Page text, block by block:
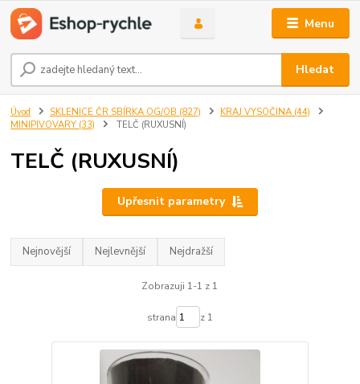
Menu
Hledat
Úvod SKLENICE ČR SBÍRKA OG/OB (827)
KRAJ VYSOČINA (44)
MINIPIVOVARY (33)
TELČ (RUXUSNÍ)
TELČ (RUXUSNÍ)
Upřesnit parametry
Nejnovější Nejlevnější Nejdražší
Zobrazuji 1-1 z 1
strana z 1